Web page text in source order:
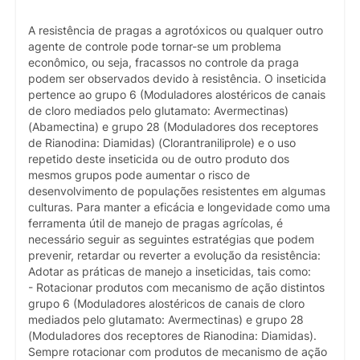
A resistência de pragas a agrotóxicos ou qualquer outro
agente de controle pode tornar-se um problema
econômico, ou seja, fracassos no controle da praga
podem ser observados devido à resistência. O inseticida
pertence ao grupo 6 (Moduladores alostéricos de canais
de cloro mediados pelo glutamato: Avermectinas)
(Abamectina) e grupo 28 (Moduladores dos receptores
de Rianodina: Diamidas) (Clorantraniliprole) e o uso
repetido deste inseticida ou de outro produto dos
mesmos grupos pode aumentar o risco de
desenvolvimento de populações resistentes em algumas
culturas. Para manter a eficácia e longevidade como uma
ferramenta útil de manejo de pragas agrícolas, é
necessário seguir as seguintes estratégias que podem
prevenir, retardar ou reverter a evolução da resistência:
Adotar as práticas de manejo a inseticidas, tais como:
- Rotacionar produtos com mecanismo de ação distintos
grupo 6 (Moduladores alostéricos de canais de cloro
mediados pelo glutamato: Avermectinas) e grupo 28
(Moduladores dos receptores de Rianodina: Diamidas).
Sempre rotacionar com produtos de mecanismo de ação